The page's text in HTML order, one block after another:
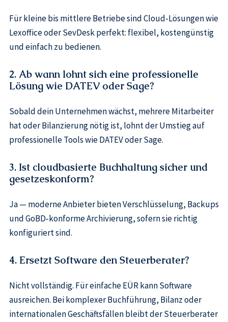
Für kleine bis mittlere Betriebe sind Cloud‑Lösungen wie
Lexoffice oder SevDesk perfekt: flexibel, kostengünstig
und einfach zu bedienen.
2. Ab wann lohnt sich eine professionelle
Lösung wie DATEV oder Sage?
Sobald dein Unternehmen wächst, mehrere Mitarbeiter
hat oder Bilanzierung nötig ist, lohnt der Umstieg auf
professionelle Tools wie DATEV oder Sage.
3. Ist cloudbasierte Buchhaltung sicher und
gesetzeskonform?
Ja — moderne Anbieter bieten Verschlüsselung, Backups
und GoBD‑konforme Archivierung, sofern sie richtig
konfiguriert sind.
4. Ersetzt Software den Steuerberater?
Nicht vollständig. Für einfache EÜR kann Software
ausreichen. Bei komplexer Buchführung, Bilanz oder
internationalen Geschäftsfällen bleibt der Steuerberater